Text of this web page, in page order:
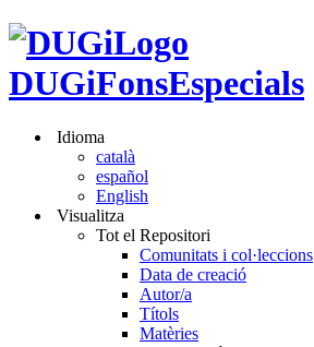
DUGiFonsEspecials
Idioma
català
español
English
Visualitza
Tot el Repositori
Comunitats i col·leccions
Data de creació
Autor/a
Títols
Matèries